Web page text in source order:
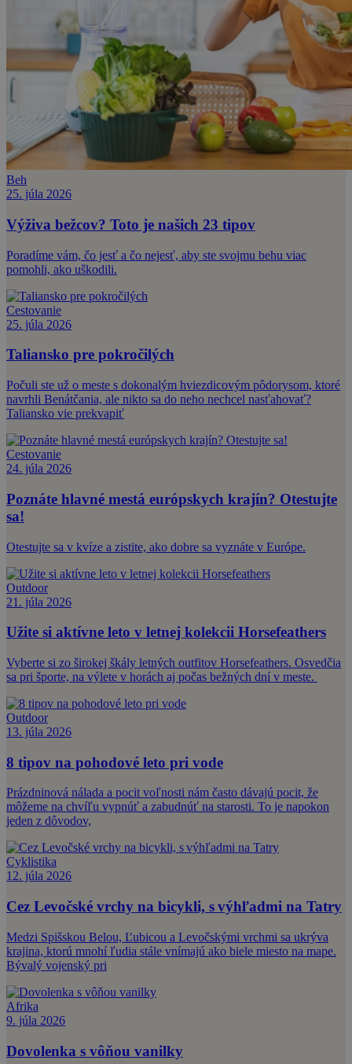
Beh
25. júla 2026
Výživa bežcov? Toto je našich 23 tipov
Poradíme vám, čo jesť a čo nejesť, aby ste svojmu behu viac
pomohli, ako uškodili.
Cestovanie
25. júla 2026
Taliansko pre pokročilých
Počuli ste už o meste s dokonalým hviezdicovým pôdorysom, ktoré
navrhli Benátčania, ale nikto sa do neho nechcel nasťahovať?
Taliansko vie prekvapiť
Cestovanie
24. júla 2026
Poznáte hlavné mestá európskych krajín? Otestujte
sa!
Otestujte sa v kvíze a zistite, ako dobre sa vyznáte v Európe.
Outdoor
21. júla 2026
Užite si aktívne leto v letnej kolekcii Horsefeathers
Vyberte si zo širokej škály letných outfitov Horsefeathers. Osvedčia
sa pri športe, na výlete v horách aj počas bežných dní v meste.
Outdoor
13. júla 2026
8 tipov na pohodové leto pri vode
Prázdninová nálada a pocit voľnosti nám často dávajú pocit, že
môžeme na chvíľu vypnúť a zabudnúť na starosti. To je napokon
jeden z dôvodov,
Cyklistika
12. júla 2026
Cez Levočské vrchy na bicykli, s výhľadmi na Tatry
Medzi Spišskou Belou, Ľubicou a Levočskými vrchmi sa ukrýva
krajina, ktorú mnohí ľudia stále vnímajú ako biele miesto na mape.
Bývalý vojenský pri
Afrika
9. júla 2026
Dovolenka s vôňou vanilky